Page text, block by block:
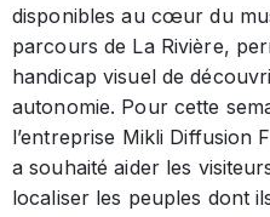
disponibles au cœur du
parcours de La Rivière,
handicap visuel de
autonomie. Pour cette
l’entreprise Mikli Diffusion
a souhaité aider les
localiser les peuples dont